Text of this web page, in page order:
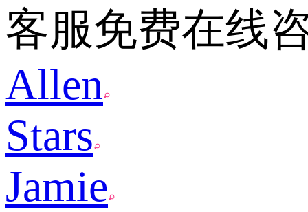
客服免费在线
Allen
Stars
Jamie